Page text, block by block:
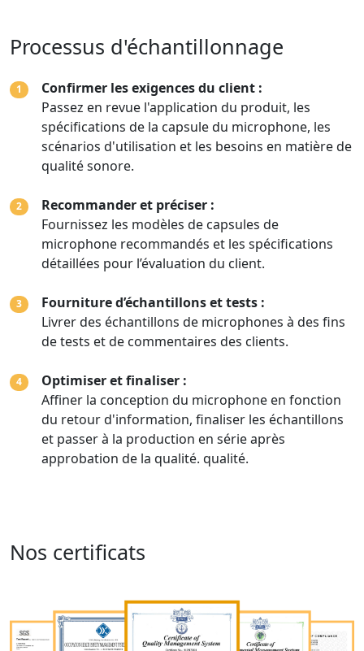
Processus d'échantillonnage
1
Confirmer les exigences du client :
Passez en revue l'application du produit, les
spécifications de la capsule du microphone, les
scénarios d'utilisation et les besoins en matière de
qualité sonore.
2
Recommander et préciser :
Fournissez les modèles de capsules de
microphone recommandés et les spécifications
détaillées pour l’évaluation du client.
3
Fourniture d’échantillons et tests :
Livrer des échantillons de microphones à des fins
de tests et de commentaires des clients.
4
Optimiser et finaliser :
Affiner la conception du microphone en fonction
du retour d'information, finaliser les échantillons
et passer à la production en série après
approbation de la qualité. qualité.
Nos certificats